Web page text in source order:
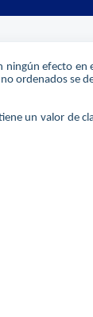
efecto en
ordenados se
un valor de